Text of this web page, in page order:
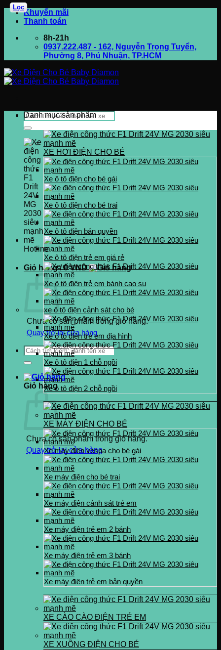
Bỏ
qua
dung
Khuyến mãi
Thanh toán
8h-21h
0937.222.487 - 162, Nguyễn Trọng Tuyển,
Phường 8, Phú Nhuận, TP.HCM
Tìm
kiếm:
Hotline
0937.222.487
Giỏ hàng /0VND
Chưa có sản phẩm trong giỏ hàng.
Quay trở lại cửa hàng
Tìm
kiếm:
Giỏ hàng
Chưa có sản phẩm trong giỏ hàng.
Quay trở lại cửa hàng
Danh mục sản phẩm
XE HƠI ĐIỆN CHO BÉ
Xe ô tô điện cho bé gái
Xe ô tô điện cho bé trai
Xe ô tô điện bản quyền
Xe ô tô điện trẻ em giá rẻ
Xe ô tô điện trẻ em bánh cao su
xe ô tô điện cảnh sát cho bé
Xe ô tô điện trẻ em địa hình
Xe ô tô điện 1 chỗ ngồi
Xe ô tô điện 2 chỗ ngồi
XE MÁY ĐIỆN CHO BÉ
Xe máy điện vespa cho bé gái
Xe máy điện cho bé trai
Xe máy điện cảnh sát trẻ em
Xe máy điện trẻ em 2 bánh
Xe máy điện trẻ em 3 bánh
Xe máy điện trẻ em bản quyền
XE CÀO CÀO ĐIỆN TRẺ EM
XE XUỒNG ĐIỆN CHO BÉ
Lọc